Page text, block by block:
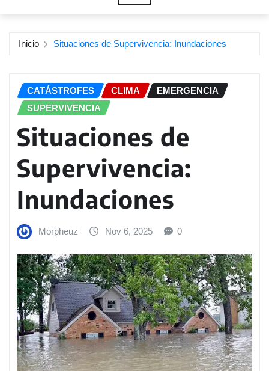
Inicio Situaciones de Supervivencia: Inundaciones
CATÁSTROFES CLIMA
EMERGENCIA
SUPERVIVENCIA
Situaciones de
Supervivencia:
Inundaciones
Morpheuz Nov 6, 2025 0